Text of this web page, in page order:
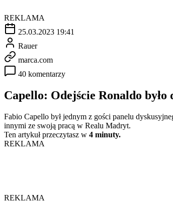
REKLAMA
25.03.2023 19:41
Rauer
marca.com
40 komentarzy
Capello: Odejście Ronaldo
Fabio Capello był jednym z gości panelu
innymi ze swoją pracą w Realu Madryt.
Ten artykuł przeczytasz w 4 minuty.
REKLAMA
REKLAMA